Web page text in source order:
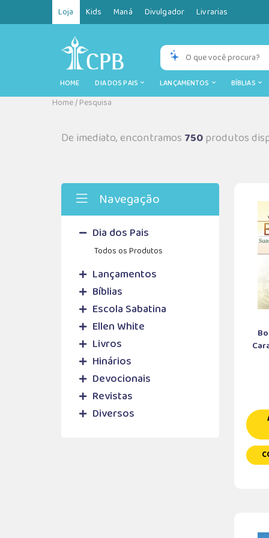
Loja Kids Maná Divulgador Livrarias
HOME DIA DOS PAIS LANÇAMENTOS BÍBLIAS
Home/Pesquisa
De imediato, encontramos 750produtos
Navegação
Dia dos Pais
Todos os Produtos
Lançamentos
Bíblias
Escola Sabatina
Ellen White
Livros
Hinários
Devocionais
Revistas
Diversos